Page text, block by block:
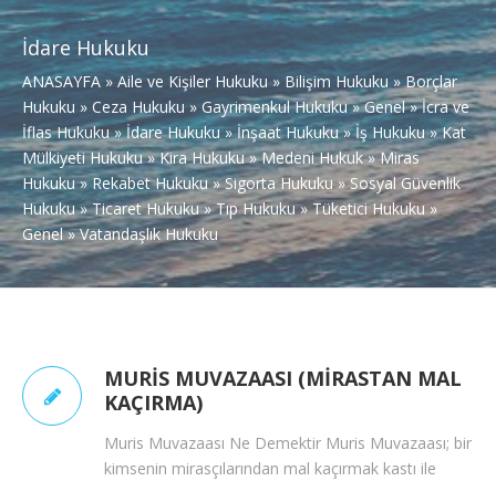
İdare Hukuku
ANASAYFA » Aile ve Kişiler Hukuku » Bilişim Hukuku » Borçlar
Hukuku » Ceza Hukuku » Gayrimenkul Hukuku » Genel » İcra ve
İflas Hukuku » İdare Hukuku » İnşaat Hukuku » İş Hukuku » Kat
Mülkiyeti Hukuku » Kira Hukuku » Medeni Hukuk » Miras
Hukuku » Rekabet Hukuku » Sigorta Hukuku » Sosyal Güvenlik
Hukuku » Ticaret Hukuku » Tıp Hukuku » Tüketici Hukuku »
Genel » Vatandaşlık Hukuku
MURIS MUVAZAASI (MIRASTAN MAL
KAÇIRMA)
Muris Muvazaası Ne Demektir Muris Muvazaası; bir
kimsenin mirasçılarından mal kaçırmak kastı ile